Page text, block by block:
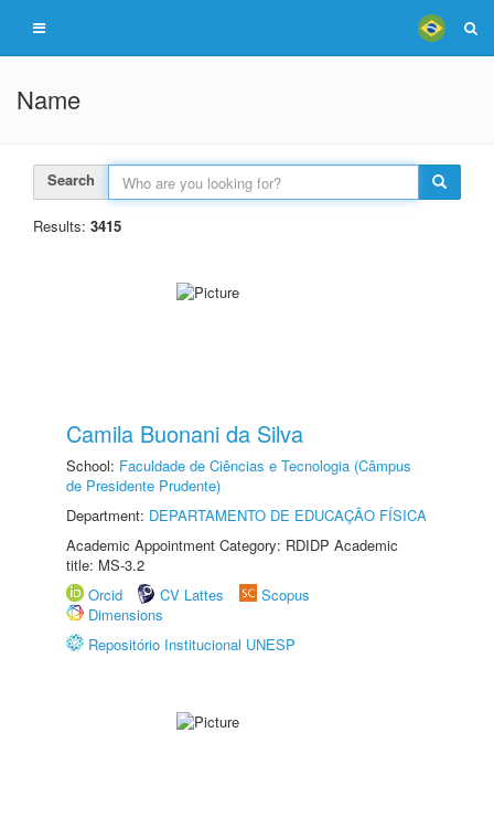
Name
Search
Results: 3415
Camila Buonani da Silva
School: Faculdade de Ciências e Tecnologia (Câmpus
de Presidente Prudente)
Department: DEPARTAMENTO DE EDUCAÇÃO FÍSICA
Academic Appointment Category: RDIDP Academic
title: MS-3.2
Orcid
CV Lattes
Scopus
Dimensions
Repositório Institucional UNESP